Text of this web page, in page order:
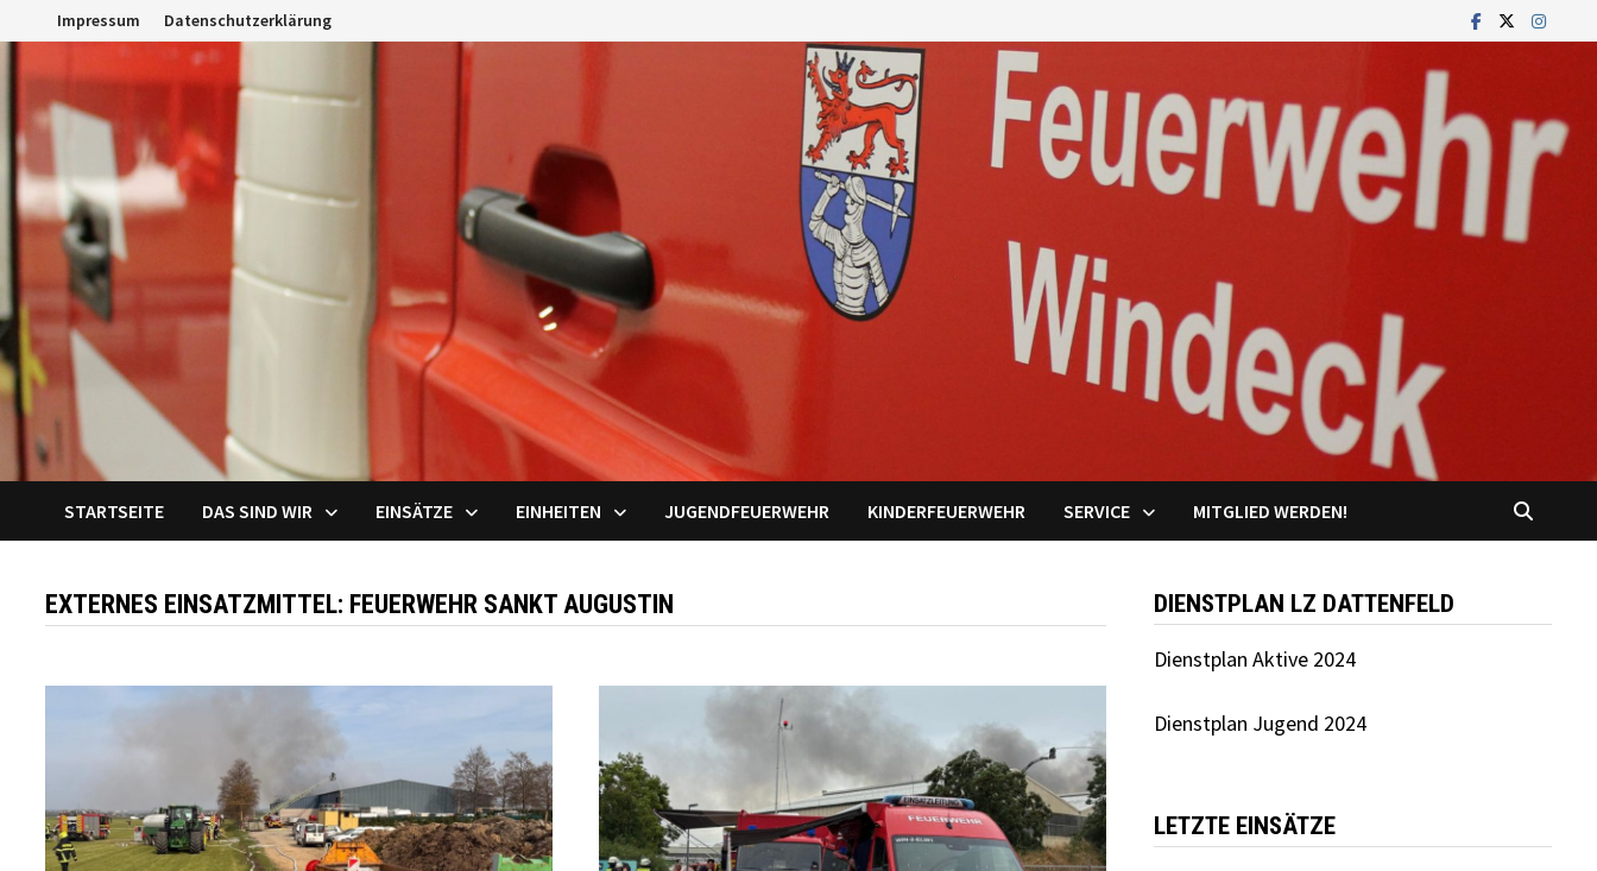
Inhalt
springen
Impressum Datenschutzerklärung
STARTSEITE DAS SIND WIR EINSÄTZE EINHEITEN JUGENDFEUERWEHR KINDERFEUERWEHR SERVICE MITGLIED WERDEN!
EXTERNES EINSATZMITTEL: FEUERWEHR SANKT AUGUSTIN DIENSTPLAN LZ DATTENFELD
Dienstplan Aktive 2024
Dienstplan Jugend 2024
LETZTE EINSÄTZE